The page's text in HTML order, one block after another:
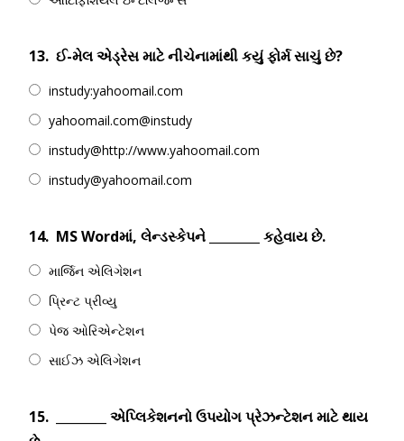
13. ઈ-મેલ એડ્રેસ માટે નીચેનામાંથી કયું ફોર્મ સાચું છે?
instudy:yahoomail.com
yahoomail.com@instudy
instudy@http://www.yahoomail.com
instudy@yahoomail.com
14. MS Wordમાં, લેન્ડસ્કેપને ________ કહેવાય છે.
માર્જિન એલિગેશન
પ્રિન્ટ પ્રીવ્યુ
પેજ ઓરિએન્ટેશન
સાઈઝ એલિગેશન
15.
________ એપ્લિકેશનનો ઉપયોગ પ્રેઝન્ટેશન માટે થાય